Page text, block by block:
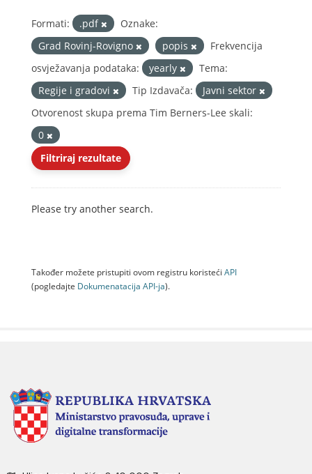
Formati: .pdf
Oznake:
Grad Rovinj-Rovigno
popis
Frekvencija
osvježavanja podataka:
yearly
Tema:
Regije i gradovi
Tip Izdavača:
Javni sektor
Otvorenost skupa prema Tim Berners-Lee skali:
0
Filtriraj rezultate
Please try another search.
Također možete pristupiti ovom registru koristeći API
(pogledajte Dokumenаtаcijа API-jа).